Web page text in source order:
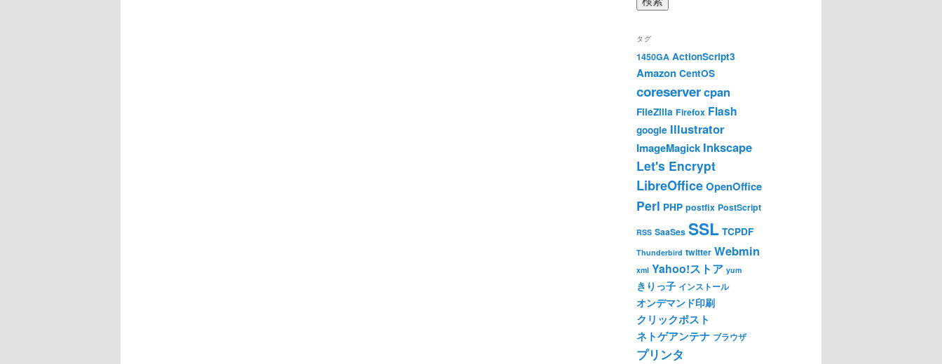
タグ
1450GA ActionScript3
Amazon CentOS
coreservercpan
FileZilla Firefox Flash
google Illustrator
ImageMagick Inkscape
Let's Encrypt
LibreOfficeOpenOffice
Perl PHP postfix PostScript
RSS SaaSes SSL TCPDF
Thunderbird twitter Webmin
xml Yahoo!ストア yum
きりっ子 インストール
オンデマンド印刷
クリックポスト
ネトゲアンテナ ブラウザ
プリンタ